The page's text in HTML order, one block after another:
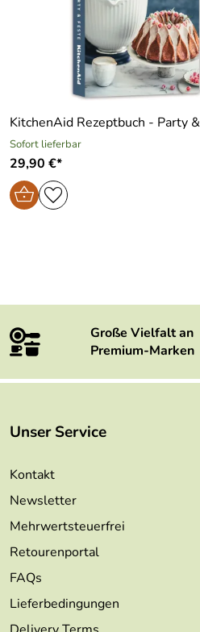
KitchenAid Rezeptbuch - Party
Sofort lieferbar
29,90 €*
Große Vielfalt an
Premium-Marken
Unser Service
Kontakt
Newsletter
Mehrwertsteuerfrei
Retourenportal
FAQs
Lieferbedingungen